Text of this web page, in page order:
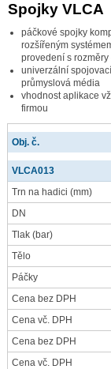
Spojky VLCA
páčkové spojky
rozšířeným
provedení s
univerzální
průmyslová média
vhodnost aplikace
firmou
Obj. č.
VLCA013
Trn na hadici (mm)
DN
Tlak (bar)
Tělo
Páčky
Cena bez DPH
Cena vč. DPH
Cena bez DPH
Cena vč. DPH